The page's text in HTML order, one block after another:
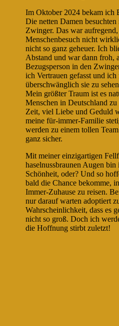
Im Oktober 2024 bekam ich
Die netten Damen
Zwinger. Das war
Menschenbesuch nicht
nicht so ganz geheuer. Ich
Abstand und war dann froh,
Bezugsperson in den
ich Vertrauen gefasst und
überschwänglich sie zu
Mein größter Traum ist es
Menschen in Deutschland
Zeit, viel Liebe und Geduld
meine für-immer-Familie
werden zu einem tollen
ganz sicher.
Mit meiner einzigartigen
haselnussbraunen Augen
Schönheit, oder? Und so
bald die Chance bekomme,
Immer-Zuhause zu reisen.
nur darauf warten adoptiert
Wahrscheinlichkeit, dass es
nicht so groß. Doch ich
die Hoffnung stirbt zuletzt!